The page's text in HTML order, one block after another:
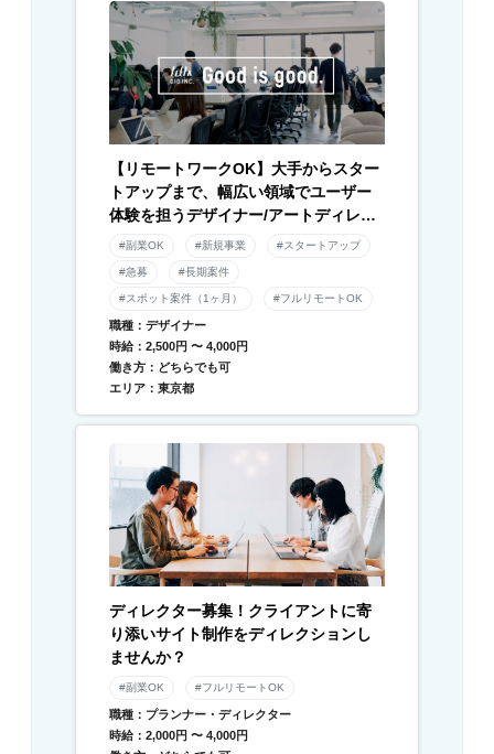
【リモートワークOK】大手からスター
トアップまで、幅広い領域でユーザー
体験を担うデザイナー/アートディレク
ター募集！
#副業OK #新規事業 #スタートアップ
#急募 #長期案件
#スポット案件（1ヶ月） #フルリモートOK
職種：デザイナー
時給：2,500円 〜 4,000円
働き方：どちらでも可
エリア：東京都
ディレクター募集！クライアントに寄
り添いサイト制作をディレクションし
ませんか？
#副業OK #フルリモートOK
職種：プランナー・ディレクター
時給：2,000円 〜 4,000円